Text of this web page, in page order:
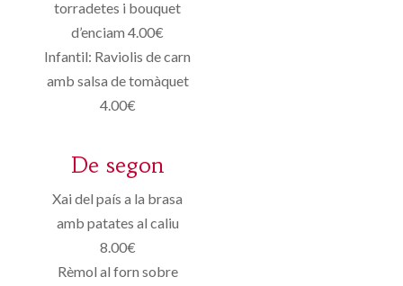
torradetes i bouquet
d’enciam 4.00€
Infantil: Raviolis de carn
amb salsa de tomàquet
4.00€
De segon
Xai del país a la brasa
amb patates al caliu
8.00€
Rèmol al forn sobre